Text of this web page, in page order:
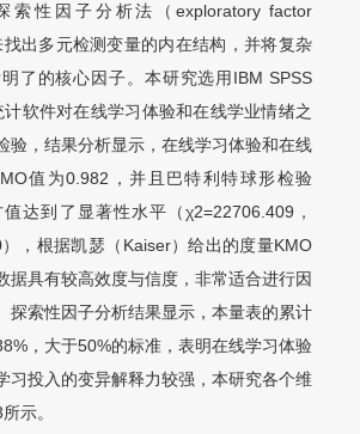
索性因子分析法（exploratory factor
出多元检测变量的内在结构，并将复杂
了的核心因子。本研究选用IBM SPSS
软件对在线学习体验和在线学业情绪之
验，结果分析显示，在线学习体验和在线
值为0.982，并且巴特利特球形检验
值达到了显著性水平（χ2=22706.409，
，根据凯瑟（Kaiser）给出的度量KMO
据具有较高效度与信度，非常适合进行因
探索性因子分析结果显示，本量表的累计
，大于50%的标准，表明在线学习体验
习投入的变异解释力较强，本研究各个维
示。